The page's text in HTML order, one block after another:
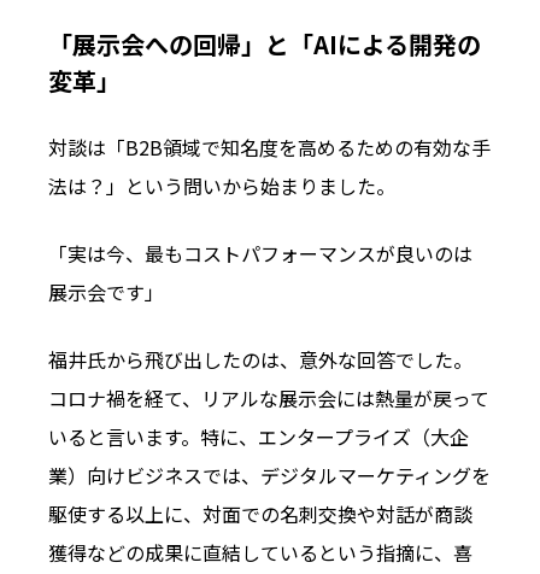
「展示会への回帰」と「AIによる開発の
変革」
対談は「B2B領域で知名度を高めるための有効な手
法は？」という問いから始まりました。
「実は今、最もコストパフォーマンスが良いのは
展示会です」
福井氏から飛び出したのは、意外な回答でした。
コロナ禍を経て、リアルな展示会には熱量が戻って
いると言います。特に、エンタープライズ（大企
業）向けビジネスでは、デジタルマーケティングを
駆使する以上に、対面での名刺交換や対話が商談
獲得などの成果に直結しているという指摘に、喜